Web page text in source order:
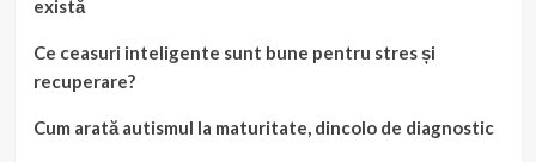
există
Ce ceasuri inteligente sunt bune pentru stres și
recuperare?
Cum arată autismul la maturitate, dincolo de diagnostic